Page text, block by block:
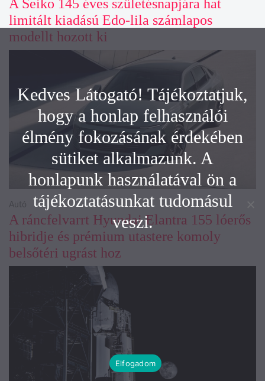
A Seiko 145 éves születésnapjára hat
limitált kiadású Edo-lila számlapos
modellt hozott ki
A ráncfelvarrt Hyundai Elantra 155 lóerős
hibridje és prémium utastere komoly
belsőtéri ugrást hoz
Autó
Kedves Látogató! Tájékoztatjuk,
hogy a honlap felhasználói
élmény fokozásának érdekében
sütiket alkalmazunk. A
honlapunk használatával ön a
tájékoztatásunkat tudomásul
veszi.
Elfogadom